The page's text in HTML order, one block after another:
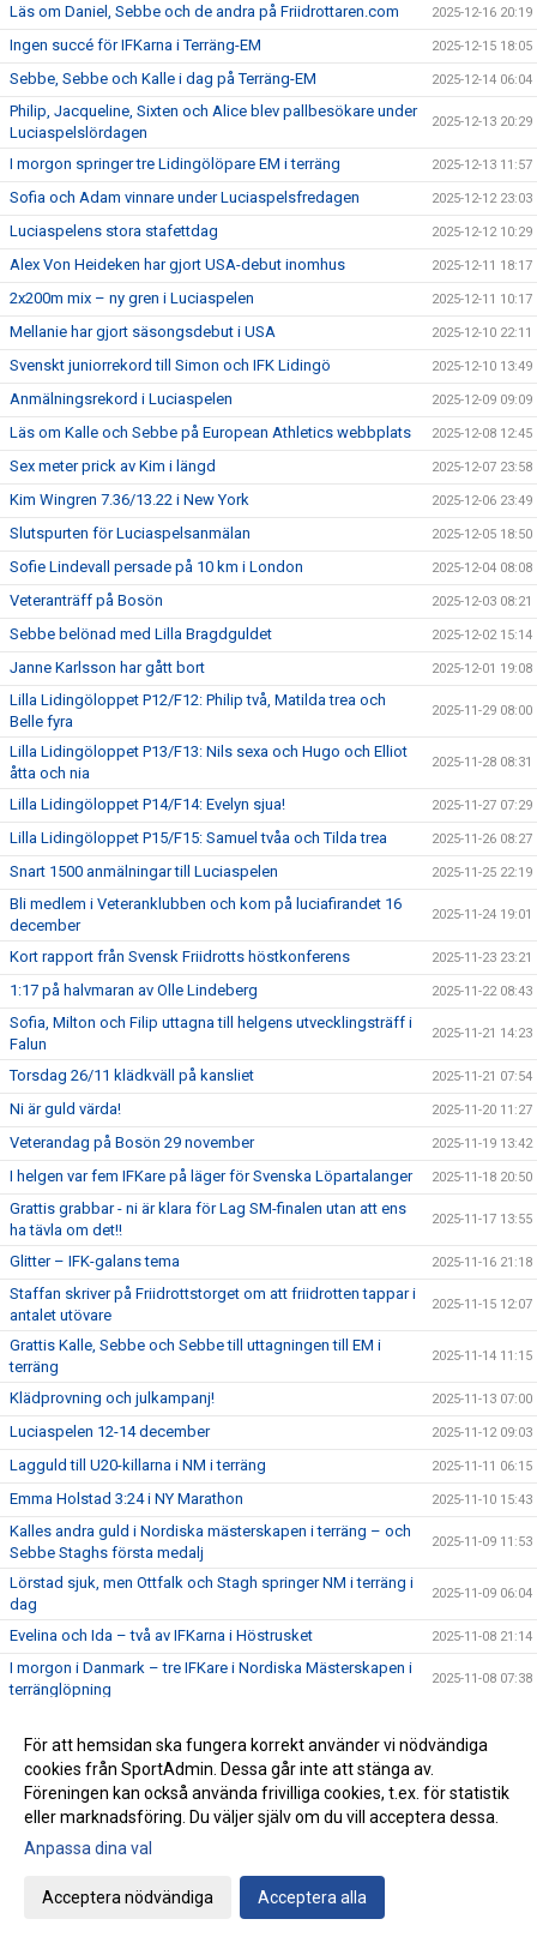
Läs om Daniel, Sebbe och de andra på Friidrottaren.com 2025-12-16 20:19
Ingen succé för IFKarna i Terräng-EM 2025-12-15 18:05
Sebbe, Sebbe och Kalle i dag på Terräng-EM 2025-12-14 06:04
Philip, Jacqueline, Sixten och Alice blev pallbesökare under
Luciaspelslördagen
2025-12-13 20:29
I morgon springer tre Lidingölöpare EM i terräng 2025-12-13 11:57
Sofia och Adam vinnare under Luciaspelsfredagen 2025-12-12 23:03
Luciaspelens stora stafettdag 2025-12-12 10:29
Alex Von Heideken har gjort USA-debut inomhus 2025-12-11 18:17
2x200m mix – ny gren i Luciaspelen 2025-12-11 10:17
Mellanie har gjort säsongsdebut i USA 2025-12-10 22:11
Svenskt juniorrekord till Simon och IFK Lidingö 2025-12-10 13:49
Anmälningsrekord i Luciaspelen 2025-12-09 09:09
Läs om Kalle och Sebbe på European Athletics webbplats 2025-12-08 12:45
Sex meter prick av Kim i längd 2025-12-07 23:58
Kim Wingren 7.36/13.22 i New York 2025-12-06 23:49
Slutspurten för Luciaspelsanmälan 2025-12-05 18:50
Sofie Lindevall persade på 10 km i London 2025-12-04 08:08
Veteranträff på Bosön 2025-12-03 08:21
Sebbe belönad med Lilla Bragdguldet 2025-12-02 15:14
Janne Karlsson har gått bort 2025-12-01 19:08
Lilla Lidingöloppet P12/F12: Philip två, Matilda trea och
Belle fyra
2025-11-29 08:00
Lilla Lidingöloppet P13/F13: Nils sexa och Hugo och Elliot
åtta och nia
2025-11-28 08:31
Lilla Lidingöloppet P14/F14: Evelyn sjua! 2025-11-27 07:29
Lilla Lidingöloppet P15/F15: Samuel tvåa och Tilda trea 2025-11-26 08:27
Snart 1500 anmälningar till Luciaspelen 2025-11-25 22:19
Bli medlem i Veteranklubben och kom på luciafirandet 16
december
2025-11-24 19:01
Kort rapport från Svensk Friidrotts höstkonferens 2025-11-23 23:21
1:17 på halvmaran av Olle Lindeberg 2025-11-22 08:43
Sofia, Milton och Filip uttagna till helgens utvecklingsträff i
Falun
2025-11-21 14:23
Torsdag 26/11 klädkväll på kansliet 2025-11-21 07:54
Ni är guld värda! 2025-11-20 11:27
Veterandag på Bosön 29 november 2025-11-19 13:42
I helgen var fem IFKare på läger för Svenska Löpartalanger 2025-11-18 20:50
Grattis grabbar - ni är klara för Lag SM-finalen utan att ens
ha tävla om det!!
2025-11-17 13:55
Glitter – IFK-galans tema 2025-11-16 21:18
Staffan skriver på Friidrottstorget om att friidrotten tappar i
antalet utövare
2025-11-15 12:07
Grattis Kalle, Sebbe och Sebbe till uttagningen till EM i
terräng
2025-11-14 11:15
Klädprovning och julkampanj! 2025-11-13 07:00
Luciaspelen 12-14 december 2025-11-12 09:03
Lagguld till U20-killarna i NM i terräng 2025-11-11 06:15
Emma Holstad 3:24 i NY Marathon 2025-11-10 15:43
Kalles andra guld i Nordiska mästerskapen i terräng – och
Sebbe Staghs första medalj
2025-11-09 11:53
Lörstad sjuk, men Ottfalk och Stagh springer NM i terräng i
dag
2025-11-09 06:04
Evelina och Ida – två av IFKarna i Höstrusket 2025-11-08 21:14
I morgon i Danmark – tre IFKare i Nordiska Mästerskapen i
terränglöpning
2025-11-08 07:38
Save the date – IFK-galan byter datum till 23 januari 2025-11-06 07:21
17:25 av Alex von Heideken på 5000m 2025-11-05 22:37
Så nära var det maximal Daniel-utdelning 2025-11-04 22:56
Årets fjärde Bulle är ute nu
IFK tia i SM-pokalen
För att hemsidan ska fungera korrekt använder vi nödvändiga
cookies från SportAdmin. Dessa går inte att stänga av.
Föreningen kan också använda frivilliga cookies, t.ex. för statistik
eller marknadsföring. Du väljer själv om du vill acceptera dessa.
Anpassa dina val
Acceptera nödvändiga Acceptera alla